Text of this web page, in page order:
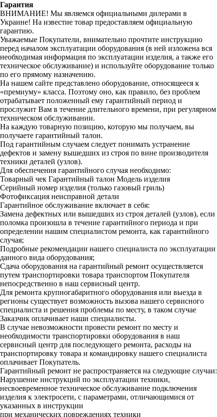
Гарантия
ВНИМАНИЕ! Мы являемся официальными дилерами в
Украине! На известие товар предоставляем официальную
гарантию.
Уважаемые Покупатели, внимательно прочтите инструкцию
перед началом эксплуатации оборудования (в ней изложена вся
необходимая информация по эксплуатации изделия, а также его
техническое обслуживание) и используйте оборудование только
по его прямому назначению.
На нашем сайте представлено оборудование, относящееся к
«премиуму» класса. Поэтому оно, как правило, без проблем
отрабатывает положенный ему гарантийный период и
прослужит Вам в течение длительного времени, при регулярном
техническом обслуживании.
На каждую товарную позицию, которую мы получаем, вы
получаете гарантийный талон.
Под гарантийным случаем следует понимать устранение
дефектов и замену вышедших из строя по вине производителя
техники деталей (узлов).
Для обеспечения гарантийного случая необходимо:
Товарный чек Гарантийный талон Модель изделия
Серийный номер изделия (только газовый гриль)
Фотофиксация неисправной детали
Гарантийное обслуживание включает в себя:
Замена дефектных или вышедших из строя деталей (узлов), если
поломка произошла в течение гарантийного периода и при
определении нашим специалистом ремонта, как гарантийного
случая;
Подробные рекомендации нашего специалиста по эксплуатации
данного вида оборудования;
Сдача оборудования на гарантийный ремонт осуществляется
путем транспортировки товара транспортом Покупателя
непосредственно в наш сервисный центр.
Для ремонта крупногабаритного оборудования или выезда в
регионы существует возможность вызова нашего сервисного
специалиста и решения проблемы по месту, в таком случае
Заказчик оплачивает наши специалисты.
В случае невозможности провести ремонт по месту и
необходимости транспортировки оборудования в наш
сервисный центр для последующего ремонта, расходы на
транспортировку товара и командировку нашего специалиста
оплачивает Покупатель.
Гарантийный ремонт не распространяется на следующие случаи:
Нарушение инструкций по эксплуатации техники,
несвоевременное техническое обслуживание подключения
изделия к электросети, с параметрами, отличающимися от
указанных в инструкции
при механических повреждениях техники